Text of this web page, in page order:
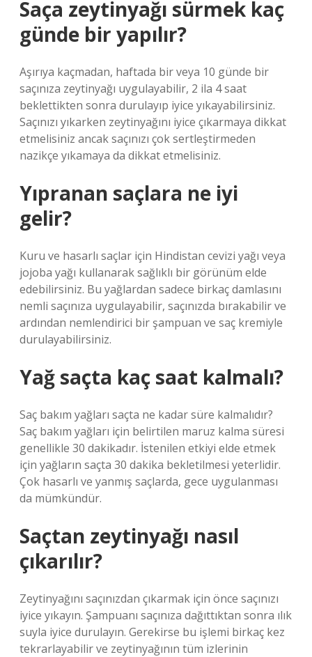
Saça zeytinyağı sürmek kaç
günde bir yapılır?
Aşırıya kaçmadan, haftada bir veya 10 günde bir
saçınıza zeytinyağı uygulayabilir, 2 ila 4 saat
beklettikten sonra durulayıp iyice yıkayabilirsiniz.
Saçınızı yıkarken zeytinyağını iyice çıkarmaya dikkat
etmelisiniz ancak saçınızı çok sertleştirmeden
nazikçe yıkamaya da dikkat etmelisiniz.
Yıpranan saçlara ne iyi
gelir?
Kuru ve hasarlı saçlar için Hindistan cevizi yağı veya
jojoba yağı kullanarak sağlıklı bir görünüm elde
edebilirsiniz. Bu yağlardan sadece birkaç damlasını
nemli saçınıza uygulayabilir, saçınızda bırakabilir ve
ardından nemlendirici bir şampuan ve saç kremiyle
durulayabilirsiniz.
Yağ saçta kaç saat kalmalı?
Saç bakım yağları saçta ne kadar süre kalmalıdır?
Saç bakım yağları için belirtilen maruz kalma süresi
genellikle 30 dakikadır. İstenilen etkiyi elde etmek
için yağların saçta 30 dakika bekletilmesi yeterlidir.
Çok hasarlı ve yanmış saçlarda, gece uygulanması
da mümkündür.
Saçtan zeytinyağı nasıl
çıkarılır?
Zeytinyağını saçınızdan çıkarmak için önce saçınızı
iyice yıkayın. Şampuanı saçınıza dağıttıktan sonra ılık
suyla iyice durulayın. Gerekirse bu işlemi birkaç kez
tekrarlayabilir ve zeytinyağının tüm izlerinin